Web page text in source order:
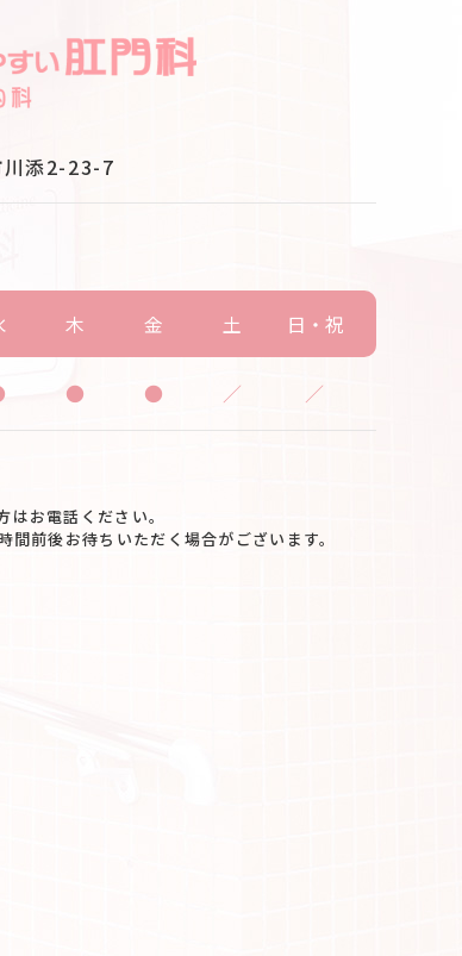
川添2-23-7
木 金 土 日・祝
● ● ／ ／
お電話ください。
前後お待ちいただく場合がございます。